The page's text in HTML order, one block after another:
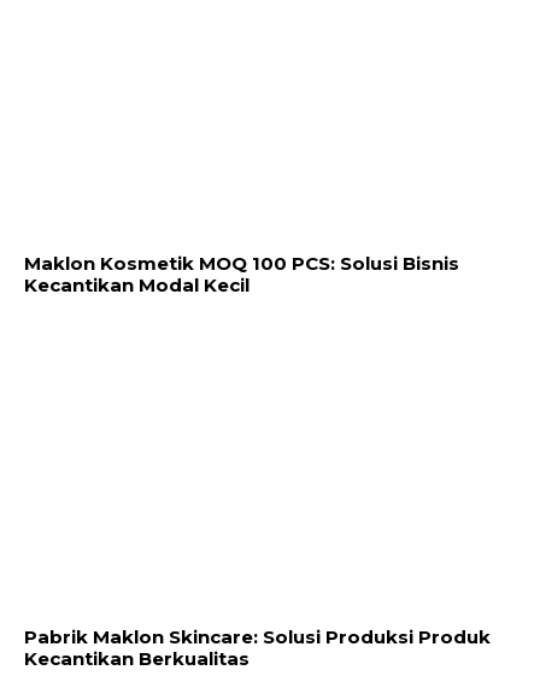
Maklon Kosmetik MOQ 100 PCS: Solusi Bisnis
Kecantikan Modal Kecil
Pabrik Maklon Skincare: Solusi Produksi Produk
Kecantikan Berkualitas